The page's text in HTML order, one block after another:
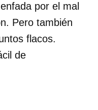
por el mal
Pero también
flacos.
de